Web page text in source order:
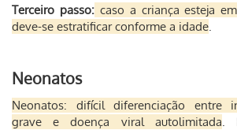
Terceiro passo:caso a criança esteja
deve-se estratificar conforme a idade.
Neonatos
Neonatos: difícil diferenciação entre
grave e doença viral autolimitada.